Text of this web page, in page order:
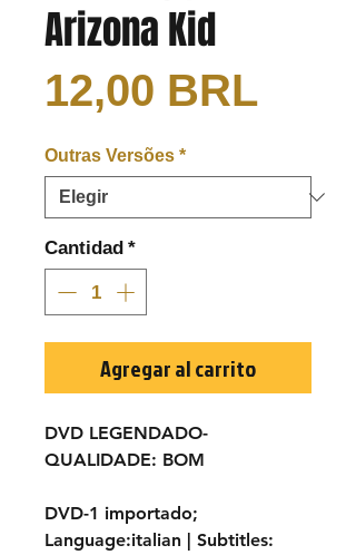
Arizona Kid
12,00 BRL
Outras Versões *
Cantidad *
Agregar al carrito
DVD LEGENDADO-
QUALIDADE: BOM
DVD-1 importado;
Language:italian | Subtitles: